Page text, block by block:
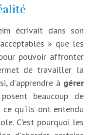
écrivait dans son
» que les
pouvoir affronter
de travailler la
d'apprendre à gérer
beaucoup de
ce qu'ils ont entendu
C'est pourquoi les